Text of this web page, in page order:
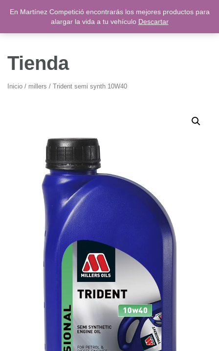
0,00€
Tienda
Inicio / millers / Trident semi synth 10W40
En Martínez Competició encontrarás los mejores productos para
alargar la vida a tu vehículo Descartar